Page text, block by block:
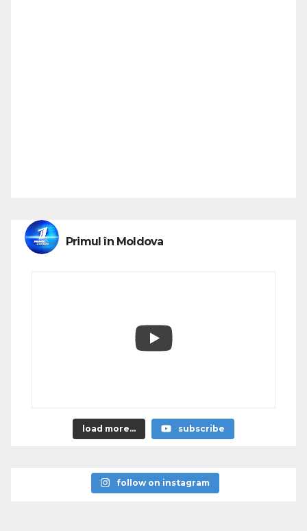
Primul în Moldova
load more... subscribe
follow on instagram